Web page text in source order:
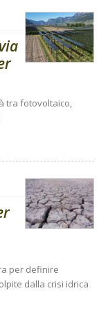
tra fotovoltaico,
per definire
dalla crisi idrica